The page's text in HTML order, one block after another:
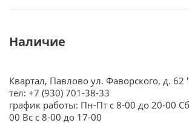
Наличие
Квартал, Павлово ул. Фаворского, д. 62
тел: +7 (930) 701-38-33
график работы: Пн-Пт с 8-00 до 20-00
00 Вс с 8-00 до 17-00